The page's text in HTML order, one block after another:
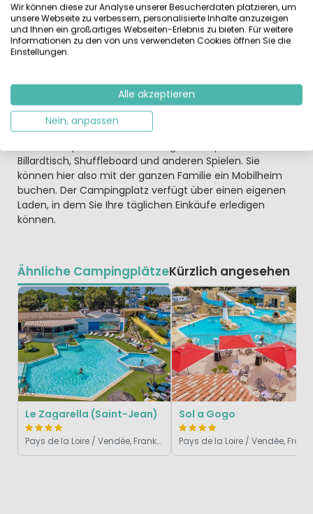
Einrichtungen des Campingplatzes Les Écureuils
Die Einrichtungen im Les Écureuils sind sehr vielseitig.
Zum Beispiel können Kinder in der Hochsaison den
Kinderclub besuchen. Für Jung und Alt gibt es Karaoke-
gibt einen regelmäßigen Bingoabend. Das Herzstück des
Les Écureuils ist der Fitnessraum und Sie können einen
Besuch im Hammam oder in der Sauna buchen. Sie
können auch den Tennisplatz, die Tischtennisplatte und
Billardtisch, Shuffleboard und anderen Spielen. Sie
können hier also mit der ganzen Familie ein Mobilheim
buchen. Der Campingplatz verfügt über einen eigenen
Laden, in dem Sie Ihre täglichen Einkäufe erledigen
können.
Ähnliche CampingplätzeKürzlich angesehen
Le Zagarella (Saint-Jean)
Pays de la Loire / Vendée, Frankreich
Sol a Gogo
Wir können diese zur Analyse unserer Besucherdaten platzieren, um
unsere Webseite zu verbessern, personalisierte Inhalte anzuzeigen
und Ihnen ein großartiges Webseiten-Erlebnis zu bieten. Für weitere
Informationen zu den von uns verwendeten Cookies öffnen Sie die
Einstellungen.
Alle akzeptieren
Nein, anpassen